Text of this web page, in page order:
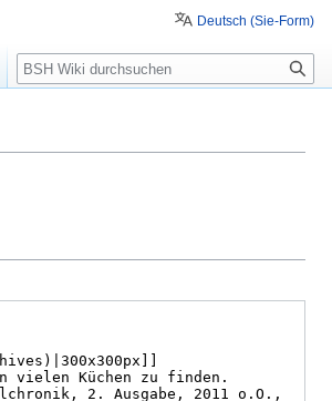
Deutsch (Sie-Form)
Suche